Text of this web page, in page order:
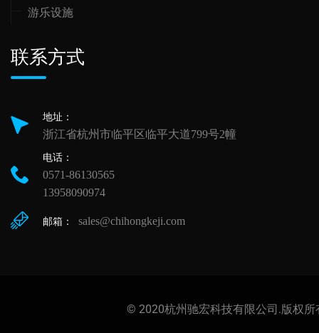
游乐设施
联系方式
地址：
浙江省杭州市临平区临平大道799号2幢
电话：
0571-86130565
13958090974
邮箱： sales@chihongkeji.com
© 2020杭州驰宏科技有限公司.版权所